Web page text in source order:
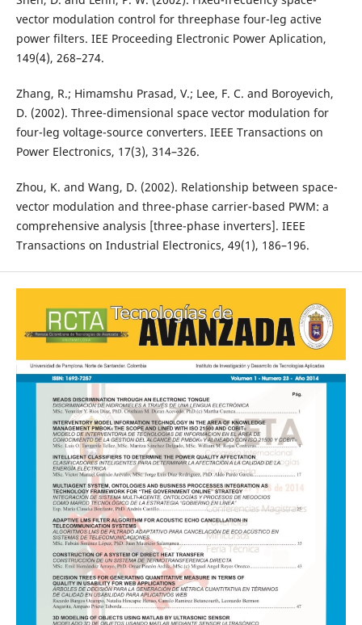
vector modulation control for threephase four-leg active
power filters. IEE Proceeding Electronic Power Aplication,
149(4), 268–274.
Zhang, R.; Himamshu Prasad, V.; Lee, F. C. and Boroyevich,
D. (2002). Three-dimensional space vector modulation for
four-leg voltage-source converters. IEEE Transactions on
Power Electronics, 17(3), 314–326.
Zhou, K. and Wang, D. (2002). Relationship between space-
vector modulation and three-phase carrier-based PWM: a
comprehensive analysis [three-phase inverters]. IEEE
Transactions on Industrial Electronics, 49(1), 186–196.